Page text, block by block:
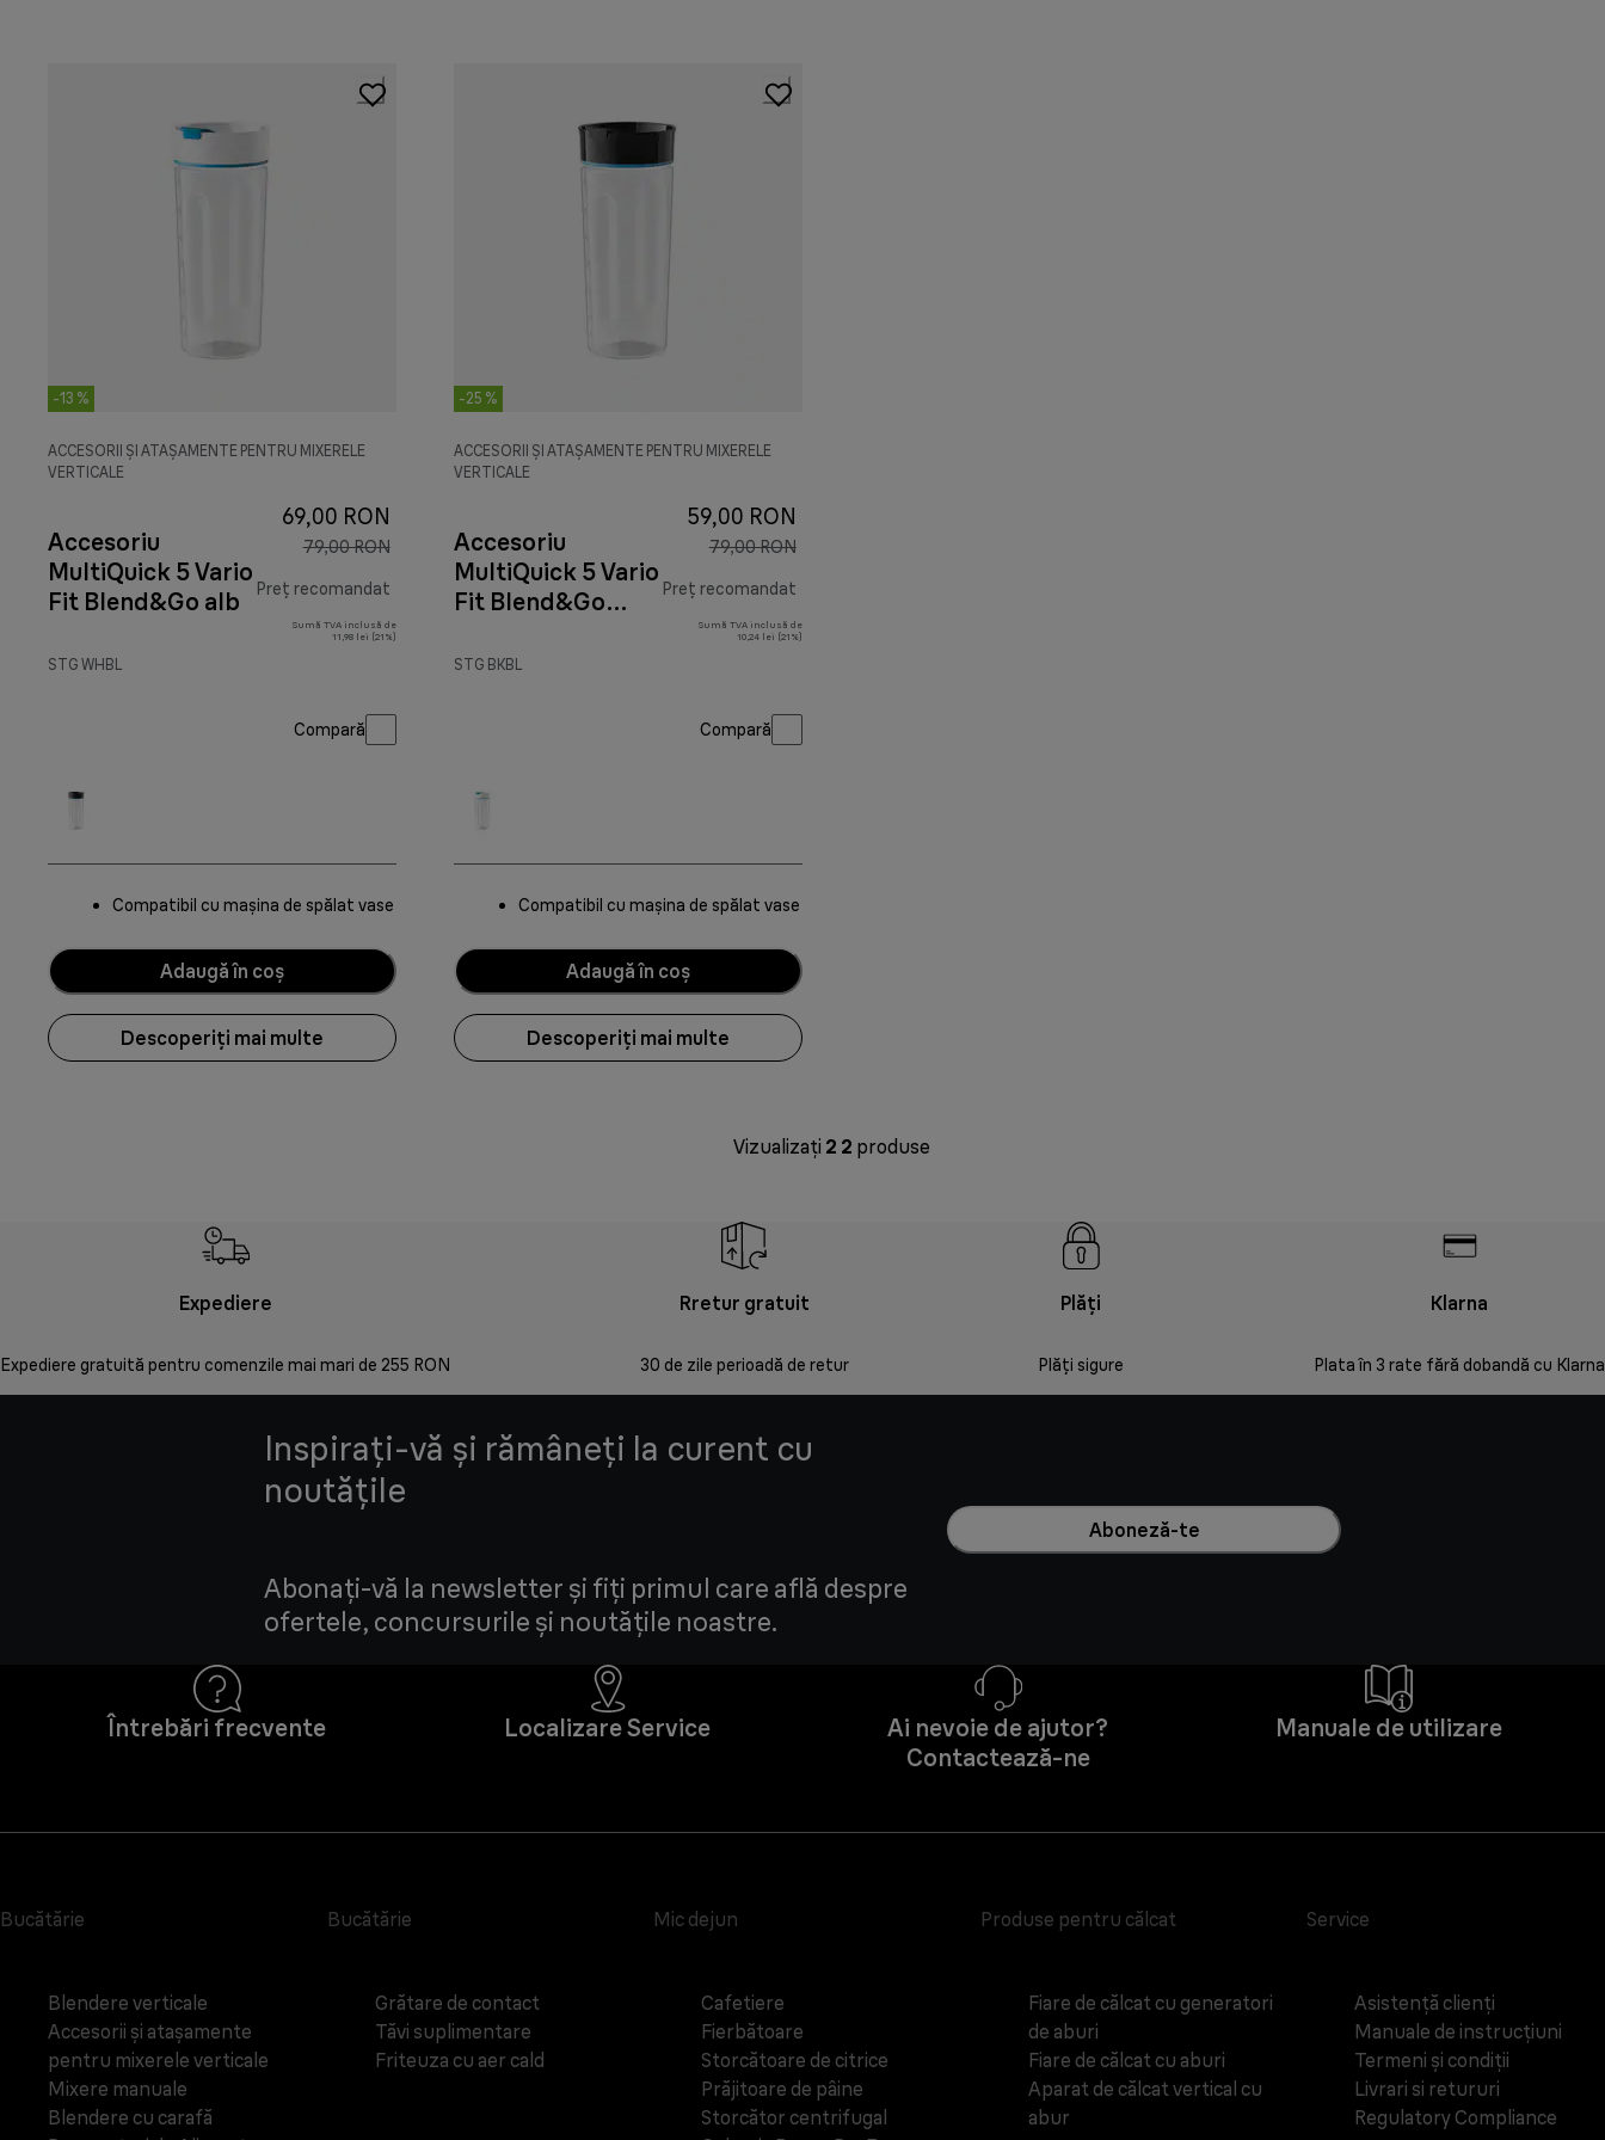
-13 %
ACCESORII ȘI ATAȘAMENTE PENTRU MIXERELE
VERTICALE
Accesoriu
MultiQuick 5 Vario
Fit Blend&Go alb
STG WHBL
69,00 RON
79,00 RON
Preț recomandat
preț inițial 79,00 RON
Sumă TVA inclusă de
11,98 lei (21%)
Compară
Compatibil cu mașina de spălat vase
Adaugă în coș
Descoperiți mai multe
-25 %
ACCESORII ȘI ATAȘAMENTE PENTRU MIXERELE
VERTICALE
Accesoriu
MultiQuick 5 Vario
Fit Blend&Go
STG BKBL
59,00 RON
79,00 RON
Preț recomandat
preț inițial 79,00 RON
Sumă TVA inclusă de
10,24 lei (21%)
Compară
Compatibil cu mașina de spălat vase
Adaugă în coș
Descoperiți mai multe
Vizualizați 2 2 produse
Expediere
Expediere gratuită pentru comenzile mai mari de 255 RON
Rretur gratuit
30 de zile perioadă de retur
Plăți
Plăți sigure
Klarna
Plata în 3 rate fără dobandă cu Klarna
Inspirați-vă și rămâneți la curent cu
noutățile
Abonați-vă la newsletter și fiți primul care află despre
ofertele, concursurile și noutățile noastre.
Aboneză-te
Întrebări frecvente Localizare Service
Ai nevoie de ajutor?
Contactează-ne
Manuale de utilizare
Bucătărie
Blendere verticale
Accesorii și atașamente
pentru mixerele verticale
Mixere manuale
Blendere cu carafă
Bucătărie
Grătare de contact
Tăvi suplimentare
Friteuza cu aer cald
Mic dejun
Cafetiere
Fierbătoare
Storcătoare de citrice
Prăjitoare de pâine
Storcător centrifugal
Produse pentru călcat
Fiare de călcat cu generatori
de aburi
Fiare de călcat cu aburi
Aparat de călcat vertical cu
abur
Service
Asistență clienți
Manuale de instrucțiuni
Termeni și condiții
Livrari si retururi
Regulatory Compliance